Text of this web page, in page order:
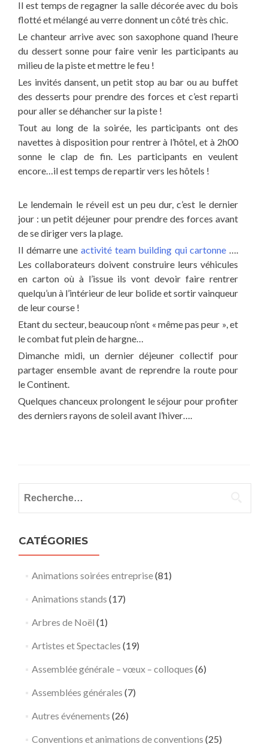
Il est temps de regagner la salle décorée avec du bois
flotté et mélangé au verre donnent un côté très chic.
Le chanteur arrive avec son saxophone quand l’heure
du dessert sonne pour faire venir les participants au
milieu de la piste et mettre le feu !
Les invités dansent, un petit stop au bar ou au buffet
des desserts pour prendre des forces et c’est reparti
pour aller se déhancher sur la piste !
Tout au long de la soirée, les participants ont des
navettes à disposition pour rentrer à l’hôtel, et à 2h00
sonne le clap de fin. Les participants en veulent
encore…il est temps de repartir vers les hôtels !
Le lendemain le réveil est un peu dur, c’est le dernier
jour : un petit déjeuner pour prendre des forces avant
de se diriger vers la plage.
Il démarre une activité team building qui cartonne ….
Les collaborateurs doivent construire leurs véhicules
en carton où à l’issue ils vont devoir faire rentrer
quelqu’un à l’intérieur de leur bolide et sortir vainqueur
de leur course !
Etant du secteur, beaucoup n’ont « même pas peur », et
le combat fut plein de hargne…
Dimanche midi, un dernier déjeuner collectif pour
partager ensemble avant de reprendre la route pour
le Continent.
Quelques chanceux prolongent le séjour pour profiter
des derniers rayons de soleil avant l’hiver….
CATÉGORIES
Animations soirées entreprise(81)
Animations stands (17)
Arbres de Noël (1)
Artistes et Spectacles (19)
Assemblée générale – vœux – colloques (6)
Assemblées générales (7)
Autres événements (26)
Conventions et animations de conventions (25)